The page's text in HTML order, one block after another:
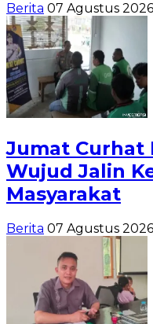
Berita 07 Agustus
Jumat Curhat
Wujud Jalin
Masyarakat
Berita 07 Agustus 2026,